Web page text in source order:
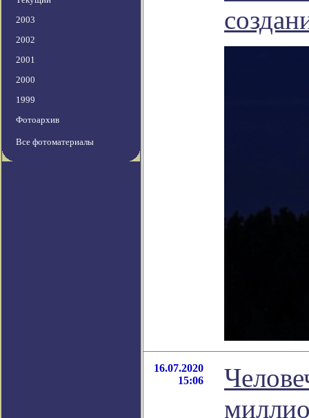
2003
2002
2001
2000
1999
Фотоархив
Все фотоматериалы
16.07.2020
15:06